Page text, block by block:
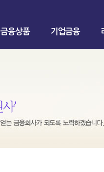
금융상품 기업금융